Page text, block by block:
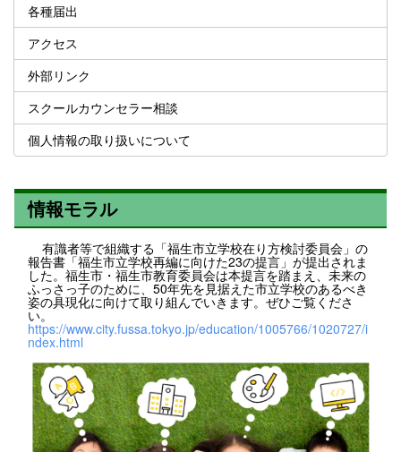
各種届出
アクセス
外部リンク
スクールカウンセラー相談
個人情報の取り扱いについて
情報モラル
有識者等で組織する「福生市立学校在り方検討委員会」の
報告書「福生市立学校再編に向けた23の提言」が提出されま
した。福生市・福生市教育委員会は本提言を踏まえ、未来の
ふっさっ子のために、50年先を見据えた市立学校のあるべき
姿の具現化に向けて取り組んでいきます。ぜひご覧くださ
い。
https://www.city.fussa.tokyo.jp/education/1005766/1020727/i
ndex.html